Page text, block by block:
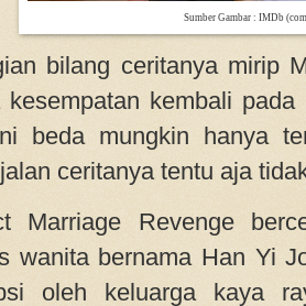
Sumber Gambar : IMDb
bilang ceritanya mirip
kesempatan kembali
beda mungkin hanya
ceritanya tentu aja
Marriage Revenge
wanita bernama Han Yi
oleh keluarga kaya